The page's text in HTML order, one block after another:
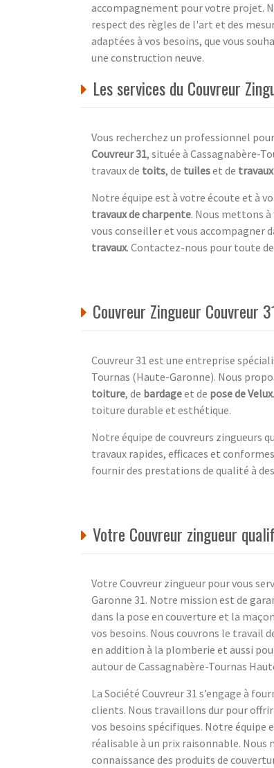
accompagnement pour votre projet.
respect des règles de l'art et des
adaptées à vos besoins, que vous
une construction neuve.
Les services du Couvreur
Vous recherchez un professionnel
Couvreur 31, située à Cassagnabère-
travaux de toits, de tuileset de
Notre équipe est à votre écoute et à
travaux de charpente. Nous mettons
vous conseiller et vous accompagner
travaux. Contactez-nous pour toute
Couvreur Zingueur Couvreur
Couvreur 31 est une entreprise
Tournas (Haute-Garonne). Nous
toiture, de bardageet de pose de Velux
toiture durable et esthétique.
Notre équipe de couvreurs zingueurs
travaux rapides, efficaces et
fournir des prestations de qualité à
Votre Couvreur zingueur
Votre Couvreur zingueur pour vous
Garonne 31. Notre mission est de
dans la pose en couverture et la
vos besoins. Nous couvrons le travail
en addition à la plomberie et aussi
autour de Cassagnabère-Tournas
La Société Couvreur 31 s’engage à
clients. Nous travaillons dur pour
vos besoins spécifiques. Notre
réalisable à un prix raisonnable.
connaissance des produits de